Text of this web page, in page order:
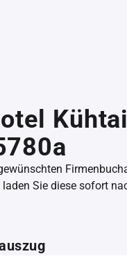
Sie diese sofort